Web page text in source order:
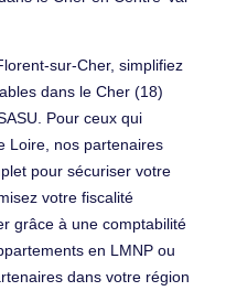
sur-Cher, simplifiez
dans le Cher (18)
Pour ceux qui
Loire, nos partenaires
pour sécuriser votre
votre fiscalité
grâce à une comptabilité
en LMNP ou
dans votre région